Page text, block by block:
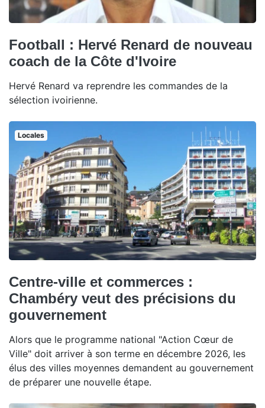
Football : Hervé Renard de nouveau
coach de la Côte d'Ivoire
Hervé Renard va reprendre les commandes de la
sélection ivoirienne.
Locales
Centre-ville et commerces :
Chambéry veut des précisions du
gouvernement
Alors que le programme national "Action Cœur de
Ville" doit arriver à son terme en décembre 2026, les
élus des villes moyennes demandent au gouvernement
de préparer une nouvelle étape.